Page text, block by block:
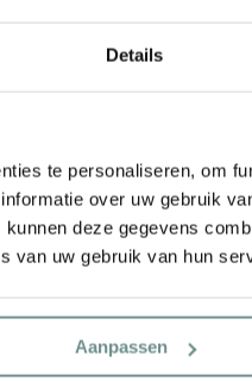
Details
te personaliseren, om
over uw gebruik
deze gegevens
van uw gebruik van hun
Aanpassen
Den